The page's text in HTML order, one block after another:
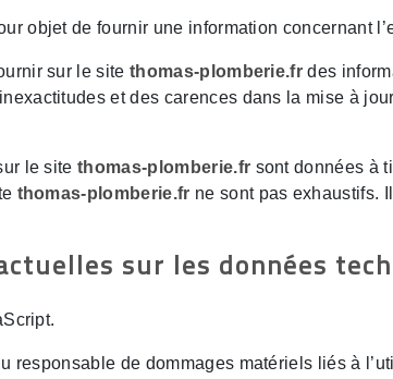
objet de fournir une information concernant
sur le site thomas-plomberie.fr des
et des carences dans la mise à
le sitethomas-plomberie.fr sont données à
thomas-plomberie.fr ne sont pas exhaustifs.
sur les données
responsable de dommages matériels liés à